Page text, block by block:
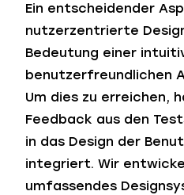
Ein entscheidender
nutzerzentrierte
Bedeutung einer
benutzerfreundlichen
Um dies zu erreichen,
Feedback aus den
in das Design der
integriert. Wir
umfassendes